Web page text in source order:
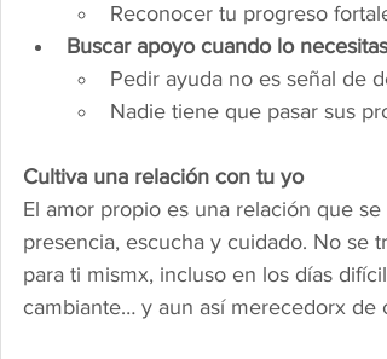
Reconocer tu progreso
Buscar apoyo cuando lo
Pedir ayuda no es señal de
Nadie tiene que pasar sus
Cultiva una relación con tu yo
El amor propio es una relación que
presencia, escucha y cuidado. No se
para ti mismx, incluso en los días
cambiante… y aun así merecedorx de